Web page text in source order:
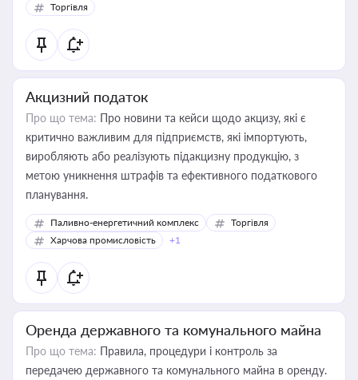
Торгівля
Акцизний податок
Про що тема: Про новини та кейси щодо акцизу, які є
критично важливим для підприємств, які імпортують,
виробляють або реалізують підакцизну продукцію, з
метою уникнення штрафів та ефективного податкового
планування.
Паливно-енергетичний комплекс
Торгівля
Харчова промисловість
+1
Оренда державного та комунального майна
Про що тема: Правила, процедури і контроль за
передачею державного та комунального майна в оренду.